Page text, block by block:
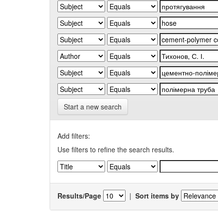
Start a new search
Add filters:
Use filters to refine the search results.
Results/Page | Sort items by